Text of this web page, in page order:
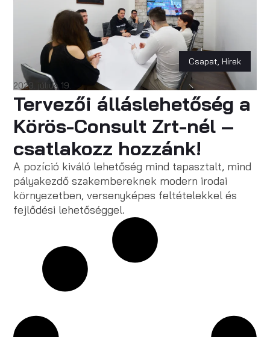
Csapat, Hírek
2023. július 19.
Tervezői álláslehetőség a
Körös-Consult Zrt-nél –
csatlakozz hozzánk!
A pozíció kiváló lehetőség mind tapasztalt, mind
pályakezdő szakembereknek modern irodai
környezetben, versenyképes feltételekkel és
fejlődési lehetőséggel.